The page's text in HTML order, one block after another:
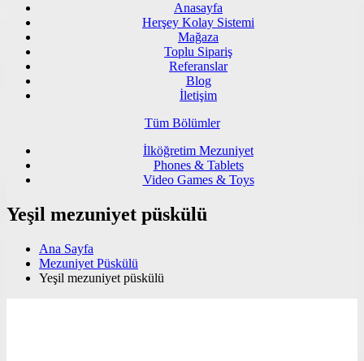
Anasayfa
Herşey Kolay Sistemi
Mağaza
Toplu Sipariş
Referanslar
Blog
İletişim
Tüm Bölümler
İlköğretim Mezuniyet
Phones & Tablets
Video Games & Toys
Yeşil mezuniyet püskülü
Ana Sayfa
Mezuniyet Püskülü
Yeşil mezuniyet püskülü